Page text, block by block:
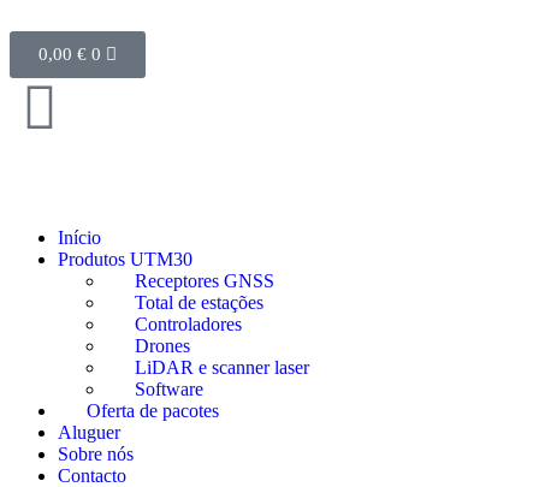
0,00 € 0
Início
Produtos UTM30
Receptores GNSS
Total de estações
Controladores
Drones
LiDAR e scanner laser
Software
Oferta de pacotes
Aluguer
Sobre nós
Contacto